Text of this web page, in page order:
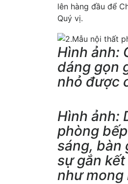
lên hàng đầu để
Quý vị.
Hình ảnh:
dáng gọn
nhỏ được
Hình ảnh:
phòng
sáng, bàn
sự gắn
như mong